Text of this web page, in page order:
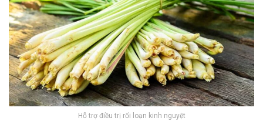
Hỗ trợ điều trị rối loạn kinh nguyệt